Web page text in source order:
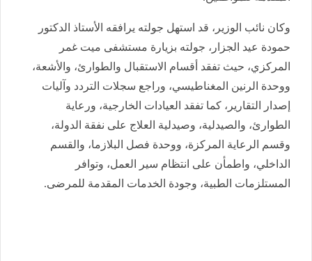
وكان نائب الوزير، قد استهل جولته يرافقه الأستاذ الدكتور
حمودة عيد الجزار، جولته بزيارة مستشفى ميت غمر
المركزي، حيث تفقد أقسام الاستقبال والطوارئ، والأشعة،
ووحدة الرنين المغناطيسي، وراجع سجلات التردد وآليات
إصدار التقارير، كما تفقد العيادات الخارجية، ورعاية
الطوارئ، والصيدلية، وصيدلية العلاج على نفقة الدولة،
وقسم الرعاية المركزة، ووحدة فصل البلازما، والقسم
الداخلي، واطمأن على انتظام سير العمل، وتوافر
المستلزمات الطبية، وجودة الخدمات المقدمة للمرضى.